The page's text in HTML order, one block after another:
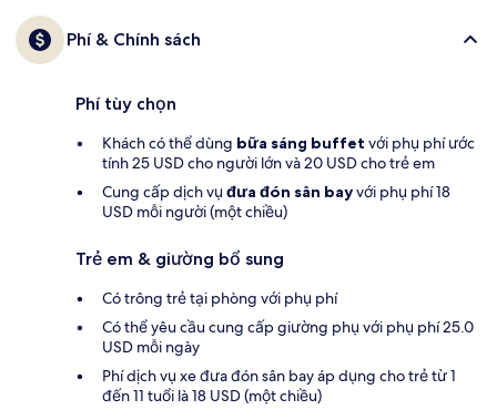
Phí & Chính sách
Phí tùy chọn
Khách có thể dùng bữa sáng buffet với phụ phí ước
tính 25 USD cho người lớn và 20 USD cho trẻ em
Cung cấp dịch vụ đưa đón sân bayvới phụ phí 18
USD mỗi người (một chiều)
Trẻ em & giường bổ sung
Có trông trẻ tại phòng với phụ phí
Có thể yêu cầu cung cấp giường phụ với phụ phí 25.0
USD mỗi ngày
Phí dịch vụ xe đưa đón sân bay áp dụng cho trẻ từ 1
đến 11 tuổi là 18 USD (một chiều)